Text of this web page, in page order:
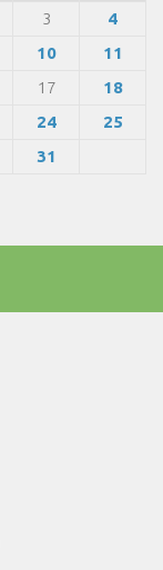
3
4
10
11
17
18
24
25
31